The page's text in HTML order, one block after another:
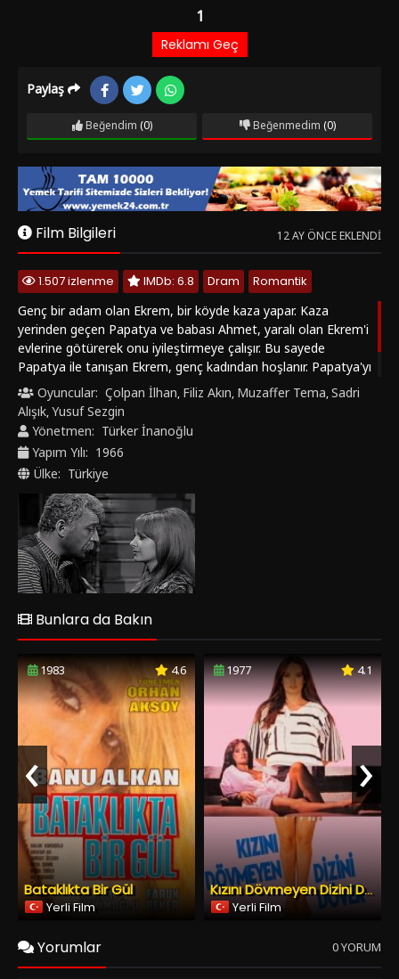
1.507 izlenme IMDb: 6.8
Genç bir adam olan Ekrem, bir köyde kaza yapar. Kaza
evlerine götürerek onu iyileştirmeye çalışır. Bu sayede
Papatya ile tanışan Ekrem, genç kadından hoşlanır. Papatya'yı
evlenme vaadi ile kandıran Ekrem, genç kadını İstanbul'a
gitmeye ikna eder.
Oyuncular: Çolpan İlhan,Filiz Akın,Muzaffer Tema,Sadri
Alışık,Yusuf Sezgin
Yönetmen: Türker İnanoğlu
Yapım Yılı: 1966
Ülke: Türkiye
Bunlara da Bakın
Bataklıkta Bir Gül
Yerli Film
Yerli Film
‹
Yorumlar 0 YORUM